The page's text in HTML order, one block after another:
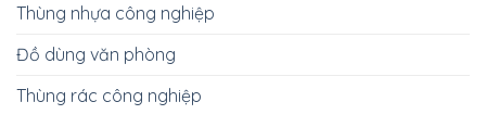
Thùng nhựa công nghiệp
Đồ dùng văn phòng
Thùng rác công nghiệp